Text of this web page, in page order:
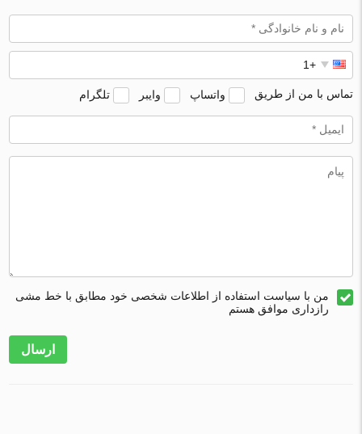
تماس با من از طریق واتساپ وایبر تلگرام
من با سیاست استفاده از اطلاعات شخصی خود مطابق با خط مشی
رازداری موافق هستم
ارسال